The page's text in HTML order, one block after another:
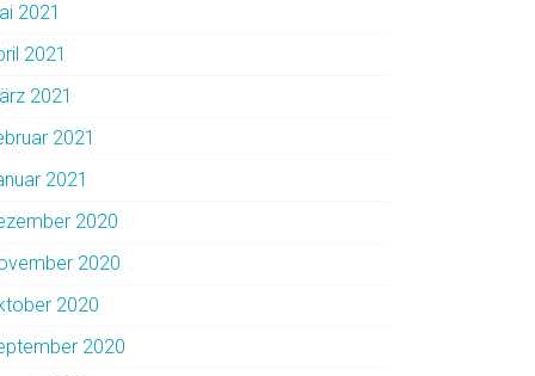
2021
2021
2021
2021
2021
2020
2020
2020
2020